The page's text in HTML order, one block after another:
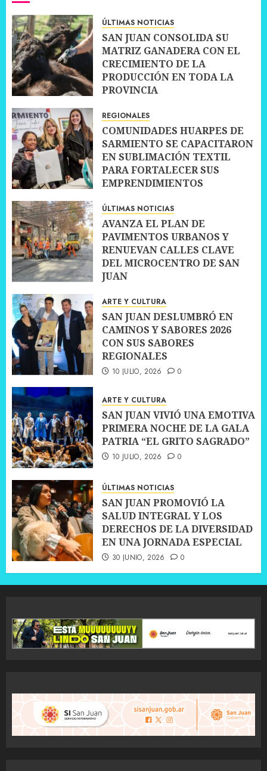
ÚLTIMAS NOTICIAS
SAN JUAN CONSOLIDA SU
MATRIZ GANADERA CON EL
CRECIMIENTO DE LA
PRODUCCIÓN EN TODA LA
PROVINCIA
REGIONALES
COMUNIDADES HUARPES DE
SARMIENTO SE CAPACITARON
EN SUBLIMACIÓN TEXTIL
PARA FORTALECER SUS
EMPRENDIMIENTOS
ÚLTIMAS NOTICIAS
AVANZA EL PLAN DE
PAVIMENTOS URBANOS Y
RENUEVAN CALLES CLAVE
DEL MICROCENTRO DE SAN
JUAN
ARTE Y CULTURA
SAN JUAN DESLUMBRÓ EN
CAMINOS Y SABORES 2026
CON SUS SABORES
REGIONALES
10 JULIO, 2026 0
ARTE Y CULTURA
SAN JUAN VIVIÓ UNA EMOTIVA
PRIMERA NOCHE DE LA GALA
PATRIA “EL GRITO SAGRADO”
10 JULIO, 2026 0
ÚLTIMAS NOTICIAS
SAN JUAN PROMOVIÓ LA
SALUD INTEGRAL Y LOS
DERECHOS DE LA DIVERSIDAD
EN UNA JORNADA ESPECIAL
30 JUNIO, 2026 0